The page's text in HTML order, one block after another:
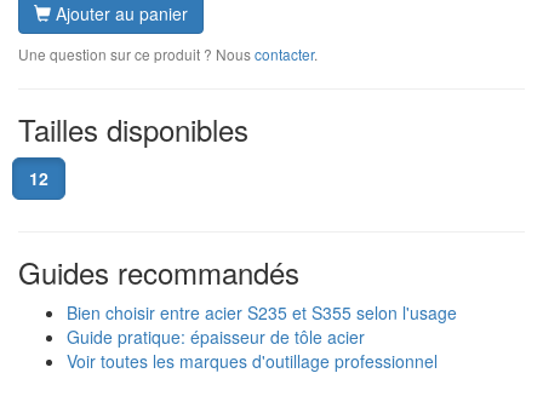
Ajouter au panier
Une question sur ce produit ? Nouscontacter.
Tailles disponibles
12
Guides recommandés
Bien choisir entre acier S235 et S355 selon l'usage
Guide pratique: épaisseur de tôle acier
Voir toutes les marques d'outillage professionnel